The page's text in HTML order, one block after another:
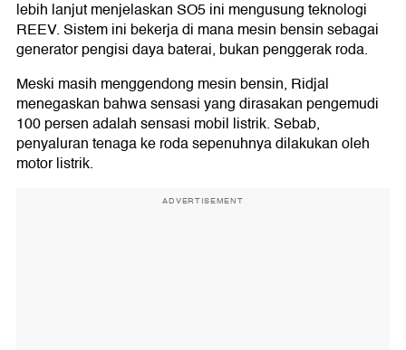
lebih lanjut menjelaskan SO5 ini mengusung teknologi
REEV. Sistem ini bekerja di mana mesin bensin sebagai
generator pengisi daya baterai, bukan penggerak roda.
Meski masih menggendong mesin bensin, Ridjal
menegaskan bahwa sensasi yang dirasakan pengemudi
100 persen adalah sensasi mobil listrik. Sebab,
penyaluran tenaga ke roda sepenuhnya dilakukan oleh
motor listrik.
ADVERTISEMENT